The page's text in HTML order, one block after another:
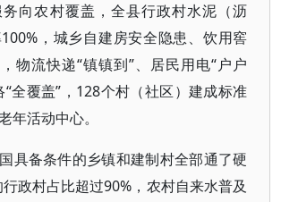
向农村覆盖，全县行政村水泥（沥
，城乡自建房安全隐患、饮用窖
物流快递“镇镇到”、居民用电“户户
“全覆盖”，128个村（社区）建成标准
年活动中心。
具备条件的乡镇和建制村全部通了硬
政村占比超过90%，农村自来水普及